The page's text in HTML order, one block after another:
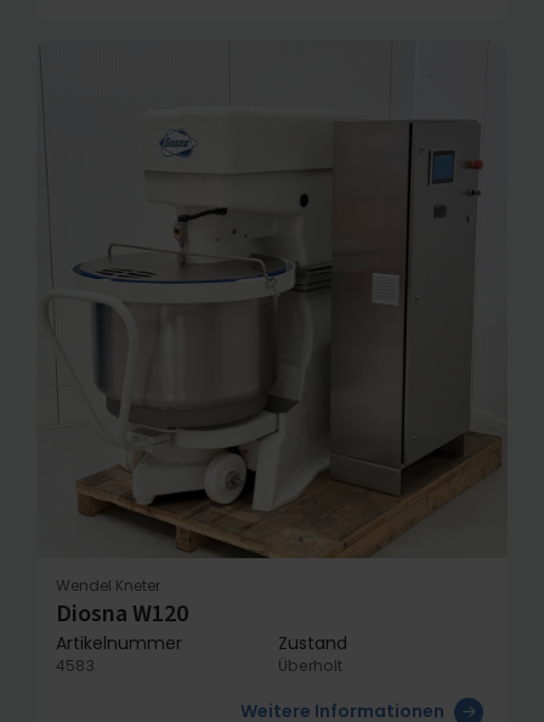
Wendel Kneter
Diosna W120
Artikelnummer
4583
Zustand
Überholt
Weitere Informationen